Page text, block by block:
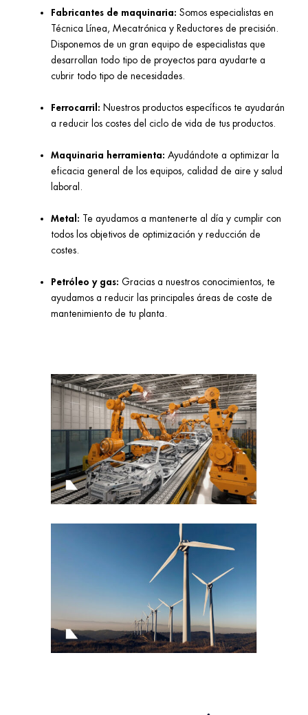
Fabricantes de maquinaria: Somos especialistas en
Técnica Línea, Mecatrónica y Reductores de precisión.
Disponemos de un gran equipo de especialistas que
desarrollan todo tipo de proyectos para ayudarte a
cubrir todo tipo de necesidades.
Ferrocarril: Nuestros productos específicos te ayudarán
a reducir los costes del ciclo de vida de tus productos.
Maquinaria herramienta: Ayudándote a optimizar la
eficacia general de los equipos, calidad de aire y salud
laboral.
Metal: Te ayudamos a mantenerte al día y cumplir con
todos los objetivos de optimización y reducción de
costes.
Petróleo y gas: Gracias a nuestros conocimientos, te
ayudamos a reducir las principales áreas de coste de
mantenimiento de tu planta.